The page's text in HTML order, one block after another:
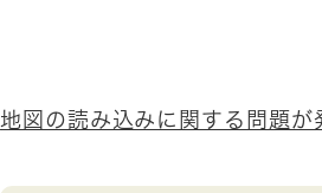
地図の読み込みに関する問題が